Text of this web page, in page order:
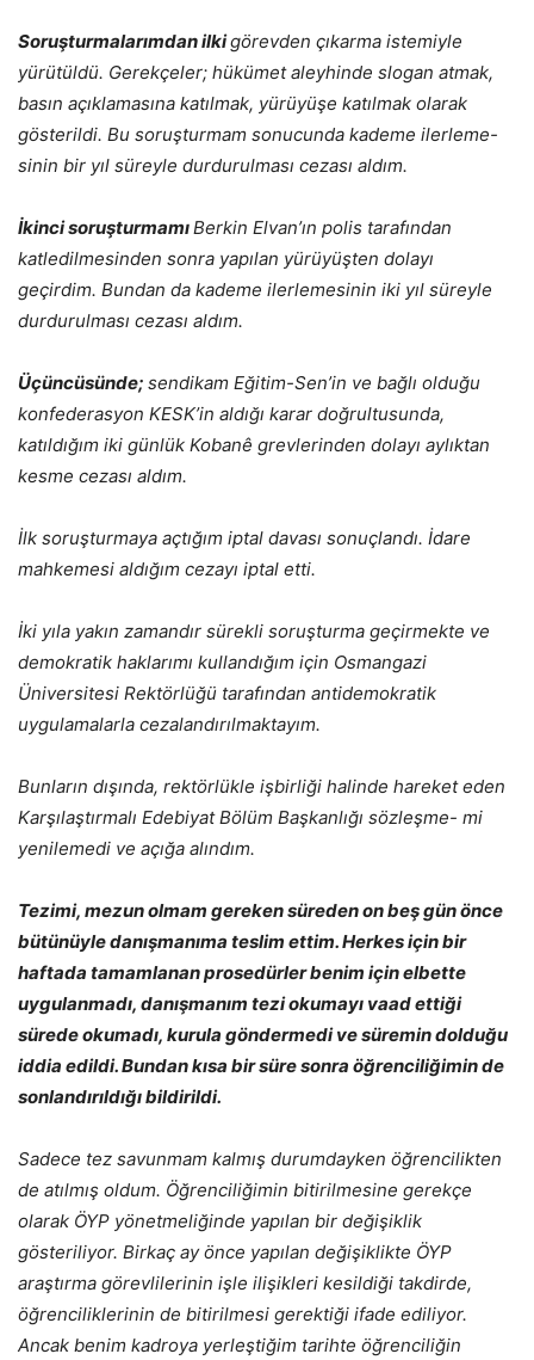
Soruşturmalarımdan ilkigörevden çıkarma istemiyle
yürütüldü. Gerekçeler; hükümet aleyhinde slogan atmak,
basın açıklamasına katılmak, yürüyüşe katılmak olarak
gösterildi. Bu soruşturmam sonucunda kademe ilerleme-
sinin bir yıl süreyle durdurulması cezası aldım.
İkinci soruşturmamıBerkin Elvan’ın polis tarafından
katledilmesinden sonra yapılan yürüyüşten dolayı
geçirdim. Bundan da kademe ilerlemesinin iki yıl süreyle
durdurulması cezası aldım.
Üçüncüsünde; sendikam Eğitim-Sen’in ve bağlı olduğu
konfederasyon KESK’in aldığı karar doğrultusunda,
katıldığım iki günlük Kobanê grevlerinden dolayı aylıktan
kesme cezası aldım.
İlk soruşturmaya açtığım iptal davası sonuçlandı. İdare
mahkemesi aldığım cezayı iptal etti.
İki yıla yakın zamandır sürekli soruşturma geçirmekte ve
demokratik haklarımı kullandığım için Osmangazi
Üniversitesi Rektörlüğü tarafından antidemokratik
uygulamalarla cezalandırılmaktayım.
Bunların dışında, rektörlükle işbirliği halinde hareket eden
Karşılaştırmalı Edebiyat Bölüm Başkanlığı sözleşme- mi
yenilemedi ve açığa alındım.
Tezimi, mezun olmam gereken süreden on beş gün önce
bütünüyle danışmanıma teslim ettim. Herkes için bir
haftada tamamlanan prosedürler benim için elbette
uygulanmadı, danışmanım tezi okumayı vaad ettiği
sürede okumadı, kurula göndermedi ve süremin dolduğu
iddia edildi. Bundan kısa bir süre sonra öğrenciliğimin de
sonlandırıldığı bildirildi.
Sadece tez savunmam kalmış durumdayken öğrencilikten
de atılmış oldum. Öğrenciliğimin bitirilmesine gerekçe
olarak ÖYP yönetmeliğinde yapılan bir değişiklik
gösteriliyor. Birkaç ay önce yapılan değişiklikte ÖYP
araştırma görevlilerinin işle ilişikleri kesildiği takdirde,
öğrenciliklerinin de bitirilmesi gerektiği ifade ediliyor.
Ancak benim kadroya yerleştiğim tarihte öğrenciliğin